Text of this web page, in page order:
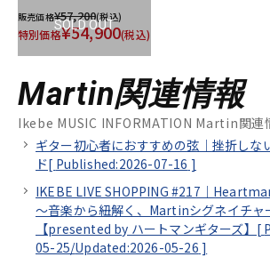
SOLD OUT
販売価格¥57,200(税込)
特別価格¥54,900(税込)
Martin関連情報
Ikebe MUSIC INFORMATION Martin関連
ギター初心者におすすめの弦｜挫折しな
ド[ Published:2026-07-16 ]
IKEBE LIVE SHOPPING #217｜
～音楽から紐解く、Martinシグネイチャ
【presented by ハートマンギターズ】[
05-25/Updated:2026-05-26 ]